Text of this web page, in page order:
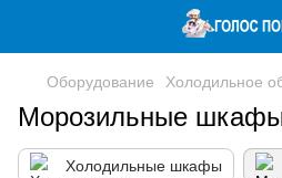
Оборудование Холодильное
Морозильные
Холодильные шкафы